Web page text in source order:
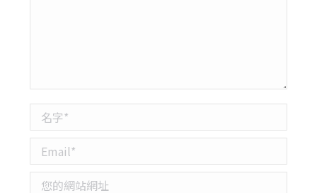
名字 *
Email *
您的網站網址